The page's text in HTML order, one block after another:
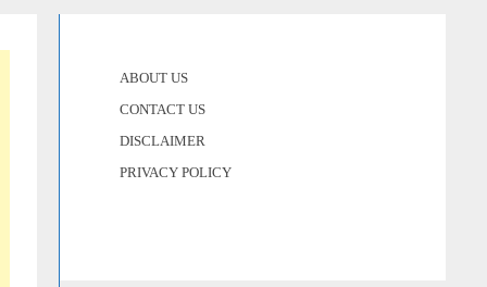
ABOUT US
CONTACT US
DISCLAIMER
PRIVACY POLICY